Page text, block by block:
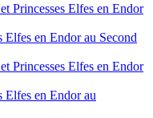
Princesses Elfes en Endor
Elfes en Endor au Second
Princesses Elfes en Endor
Elfes en Endor au